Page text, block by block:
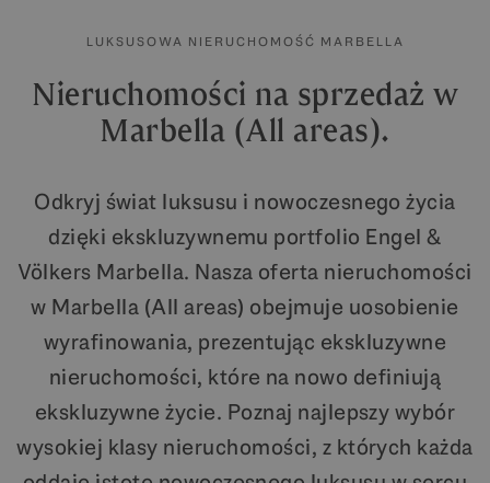
LUKSUSOWA NIERUCHOMOŚĆ MARBELLA
Nieruchomości na sprzedaż w
Marbella (All areas).
Odkryj świat luksusu i nowoczesnego życia
dzięki ekskluzywnemu portfolio Engel &
Völkers Marbella. Nasza oferta nieruchomości
w Marbella (All areas) obejmuje uosobienie
wyrafinowania, prezentując ekskluzywne
nieruchomości, które na nowo definiują
ekskluzywne życie. Poznaj najlepszy wybór
wysokiej klasy nieruchomości, z których każda